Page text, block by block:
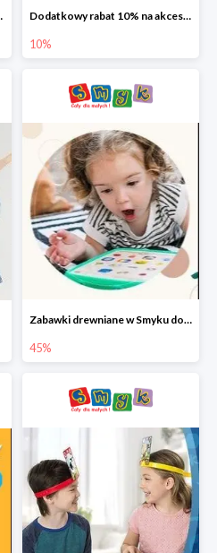
-50% Dodatkowy rabat 10% na akcesoria dziecięce
10%
Zabawki drewniane w Smyku do -45%
45%